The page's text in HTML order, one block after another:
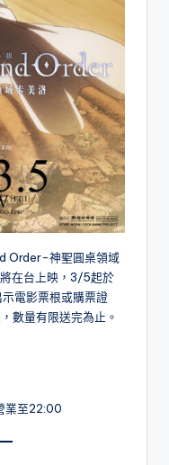
Order-神聖圓桌領域
在台上映，3/5起於
電影票根或購票證
數量有限送完為止。
業至22:00